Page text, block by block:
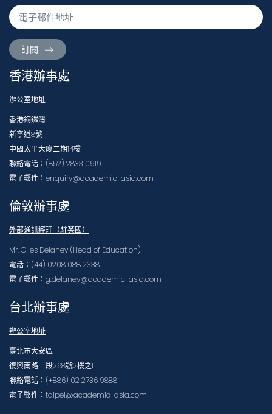
訂閱
香港辦事處
辦公室地址
香港銅鑼灣
新寧道8號
中國太平大廈二期14樓
聯絡電話：(852) 2833 0919
電子郵件：enquiry@academic-asia.com
倫敦辦事處
外部通訊經理（駐英國）
Mr. Giles Delaney (Head of Education)
電話：(44) 0208 088 2338
電子郵件：g.delaney@academic-asia.com
台北辦事處
辦公室地址
臺北市大安區
復興南路二段268號2樓之1
聯絡電話：(+886) 02 2736 9888
電子郵件：taipei@academic-asia.com